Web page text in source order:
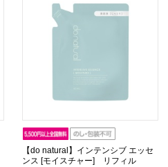
【do natural】インテンシブ エッセ
ンス [モイスチャー] リフィル